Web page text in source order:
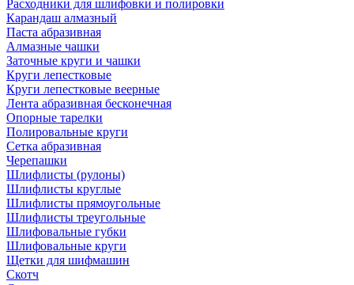
Расходники для шлифовки и полировки
Карандаш алмазный
Паста абразивная
Алмазные чашки
Заточные круги и чашки
Круги лепестковые
Круги лепестковые веерные
Лента абразивная бесконечная
Опорные тарелки
Полировальные круги
Сетка абразивная
Черепашки
Шлифлисты (рулоны)
Шлифлисты круглые
Шлифлисты прямоугольные
Шлифлисты треугольные
Шлифовальные губки
Шлифовальные круги
Щетки для шифмашин
Скотч